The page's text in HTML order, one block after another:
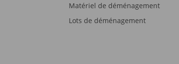
Matériel de déménagement
Lots de déménagement